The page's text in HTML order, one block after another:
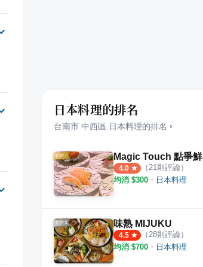
日本料理的排名
台南市 中西區 日本料理的排名 ›
Magic Touch 點爭鮮
4.0 （21則評論）
均消 $300 ・ 日本料理
味熟 MIJUKU
4.5 （28則評論）
均消 $700 ・ 日本料理